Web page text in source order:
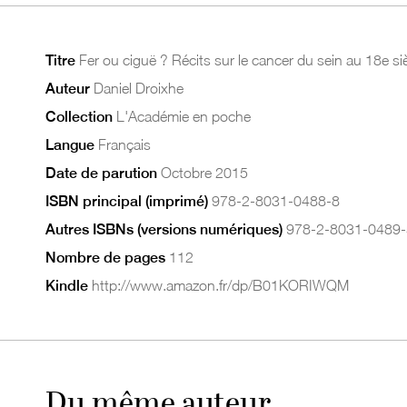
Titre Fer ou ciguë ? Récits sur le cancer du sein au 18e
Auteur Daniel Droixhe
Collection L'Académie en poche
Langue Français
Date de parution Octobre 2015
ISBN principal (imprimé) 978-2-8031-0488-8
Autres ISBNs (versions numériques) 978-2-8031-
Nombre de pages 112
Kindle http://www.amazon.fr/dp/B01KORIWQM